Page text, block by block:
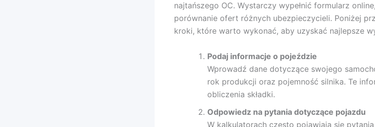
najtańszego OC. Wystarczy wypełnić formularz
porównanie ofert różnych ubezpieczycieli. Poniżej
kroki, które warto wykonać, aby uzyskać najlepsze
Podaj informacje o pojeździe
Wprowadź dane dotyczące swojego
rok produkcji oraz pojemność silnika. Te
obliczenia składki.
Odpowiedz na pytania dotyczące pojazdu
W kalkulatorach często pojawiają się